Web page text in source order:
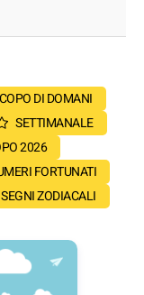
DI DOMANI
SETTIMANALE
2026
FORTUNATI
SEGNI ZODIACALI